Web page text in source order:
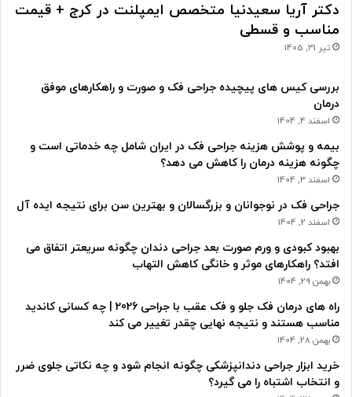
دکتر آریا سعیدنیا متخصص ایمپلنت در کرج + قیمت
مناسب و قسطی
تیر 31, 1405
بررسی کیس های پیچیده جراحی فک و صورت و راهکارهای موفق
درمان
اسفند 4, 1404
بیمه و پوشش هزینه جراحی فک در ایران شامل چه خدماتی است و
چگونه هزینه درمان را کاهش می دهد؟
اسفند 3, 1404
جراحی فک در نوجوانان و بزرگسالان و بهترین سن برای نتیجه ایده آل
اسفند 2, 1404
بهبود کبودی و ورم صورت بعد جراحی دندان چگونه سریعتر اتفاق می
افتد؟ راهکارهای موثر و خانگی کاهش التهاب
بهمن 29, 1404
راه های درمان فک جلو و فک عقب با جراحی 2026 | چه کسانی کاندید
مناسب هستند و نتیجه نهایی چقدر تغییر می کند
بهمن 28, 1404
خرید ابزار جراحی دندانپزشکی چگونه انجام شود و چه نکاتی جلوی ضرر
و انتخاب اشتباه را می گیرد؟